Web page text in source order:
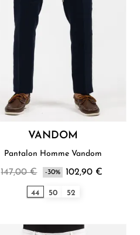
VANDOM
Pantalon Homme Vandom
147,00 € -30% 102,90 €
44 50 52